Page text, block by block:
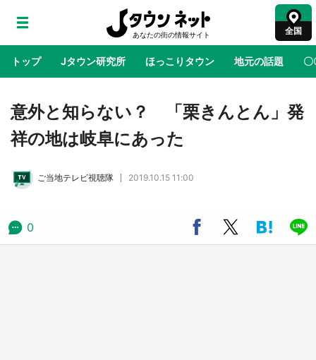
全国
トップ Jタウン研究所 ほっこりタウン 地元の話題 〇
地域×二次元 絶景 あの時はありがとう 物語がはじ
公式プロモ動画で「聖地」が生産されてます
『薬屋のひとりごと』の〝舞〟の世界に入り込
む 六本木ヒルズ展望台でコラボ、本邦初公開
意外と知らない？ 「栗きんとん」発
祥の地は岐阜にあった
ご当地テレビ視聴隊 2019.10.15 11:00
0